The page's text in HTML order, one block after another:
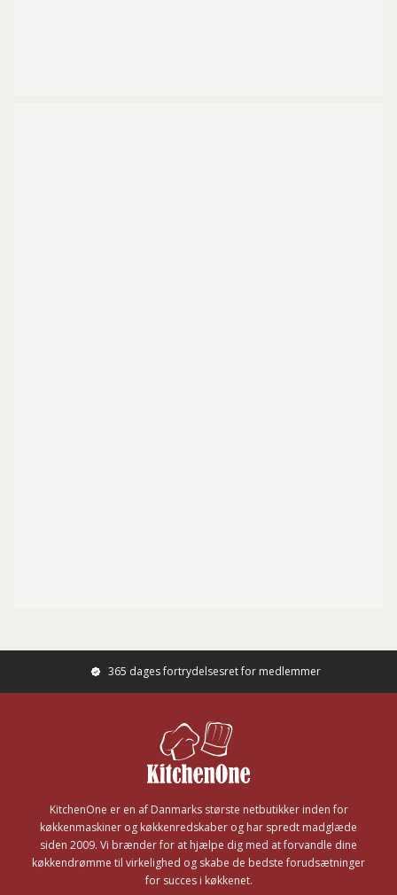
365 dages fortrydelsesret for medlemmer
KitchenOne er en af Danmarks største netbutikker inden for
køkkenmaskiner og køkkenredskaber og har spredt madglæde
siden 2009. Vi brænder for at hjælpe dig med at forvandle dine
køkkendrømme til virkelighed og skabe de bedste forudsætninger
for succes i køkkenet.